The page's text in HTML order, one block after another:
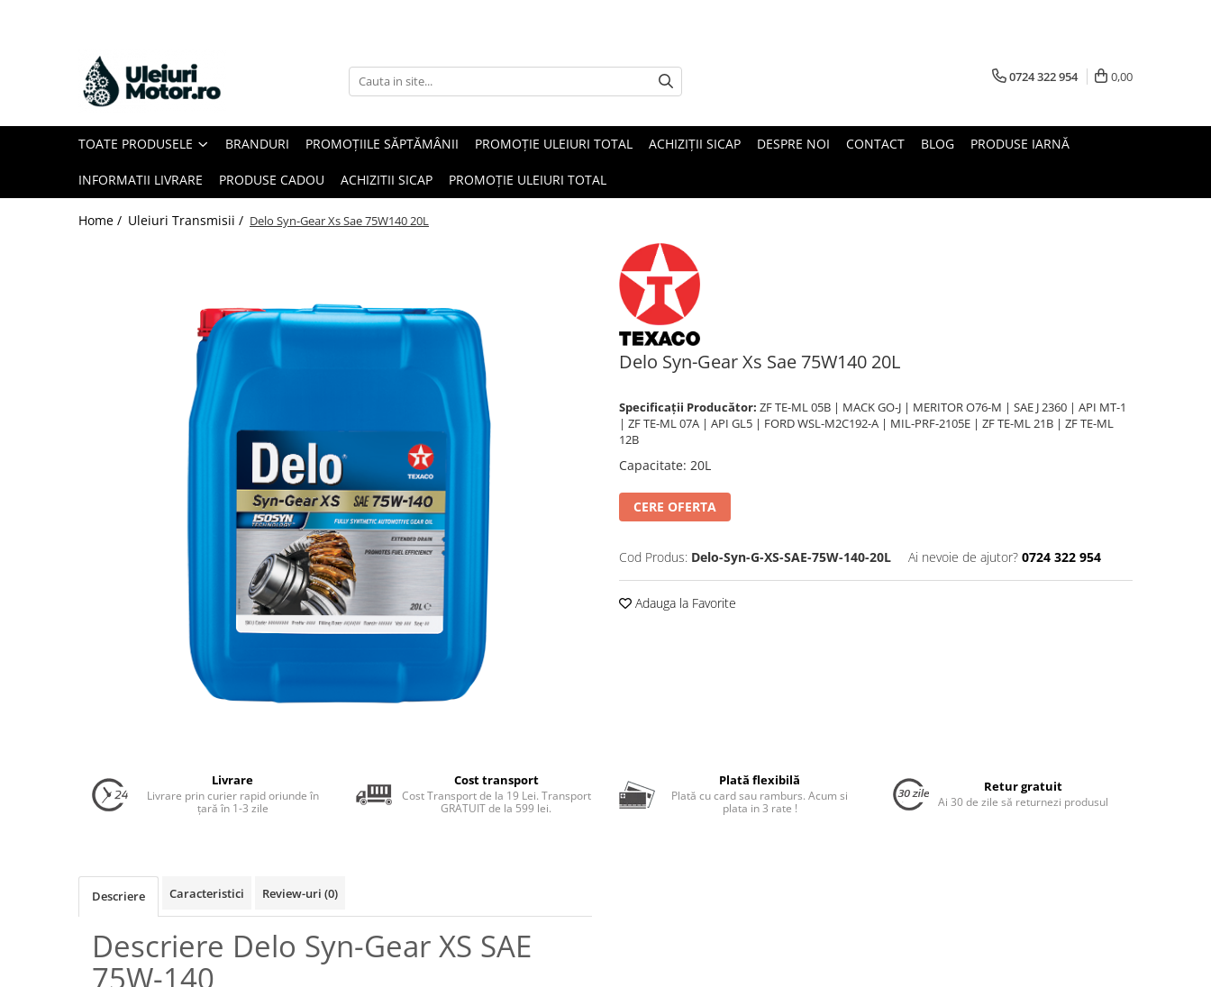
Toate Produsele
Uleiuri Motor
Uleiuri Motor Camioane
Uleiuri Motor Motociclete
Uleiuri Motor Utilaje Agricole
Uleiuri Motor Utilaje Motociclete
Uleiuri Motor Vehicule Comerciale
Uleiuri Transmisie Autoturisme
Uleiuri Transmisie Camioane
Uleiuri Transmisie Motociclete
Lichide Frână Autoturisme
Lichide Pentru Punți și Universale
Lichide Suspensie Motociclete
Lichide Întreținere
0724 322 954 0,00
TOATE PRODUSELE BRANDURI PROMOȚIILE SĂPTĂMÂNII PROMOȚIE ULEIURI TOTAL ACHIZIȚII SICAP DESPRE NOI CONTACT BLOG PRODUSE IARNĂ
INFORMATII LIVRARE PRODUSE CADOU ACHIZITII SICAP PROMOȚIE ULEIURI TOTAL
Home / Uleiuri Transmisii / Delo Syn-Gear Xs Sae 75W140 20L
Delo Syn-Gear Xs Sae 75W140 20L
Specificații Producător: ZF TE-ML 05B | MACK GO-J | MERITOR O76-M | SAE J 2360 | API MT-1
| ZF TE-ML 07A | API GL5 | FORD WSL-M2C192-A | MIL-PRF-2105E | ZF TE-ML 21B | ZF TE-ML
12B
Capacitate: 20L
CERE OFERTA
Cod Produs: Delo-Syn-G-XS-SAE-75W-140-20L Ai nevoie de ajutor? 0724 322 954
Adauga la Favorite
Livrare
Livrare prin curier rapid oriunde în
țară în 1-3 zile
Cost transport
Cost Transport de la 19 Lei. Transport
GRATUIT de la 599 lei.
Plată flexibilă
Plată cu card sau ramburs. Acum si
plata in 3 rate !
Retur gratuit
Ai 30 de zile să returnezi produsul
Descriere Caracteristici Review-uri (0)
Descriere Delo Syn-Gear XS SAE
75W-140